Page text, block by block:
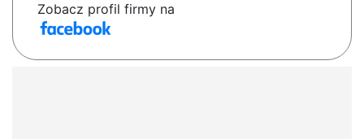
Zobacz profil firmy na